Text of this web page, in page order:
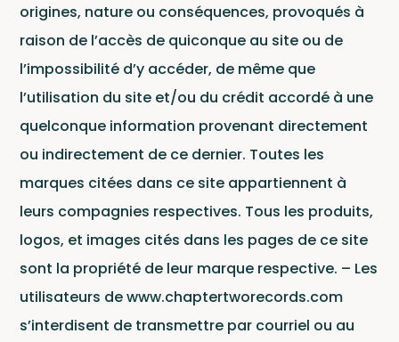
origines, nature ou conséquences, provoqués à
raison de l’accès de quiconque au site ou de
l’impossibilité d’y accéder, de même que
l’utilisation du site et/ou du crédit accordé à une
quelconque information provenant directement
ou indirectement de ce dernier. Toutes les
marques citées dans ce site appartiennent à
leurs compagnies respectives. Tous les produits,
logos, et images cités dans les pages de ce site
sont la propriété de leur marque respective. – Les
utilisateurs de www.chaptertworecords.com
s’interdisent de transmettre par courriel ou au
Pour
envoyer vos
démos
cliquez ici